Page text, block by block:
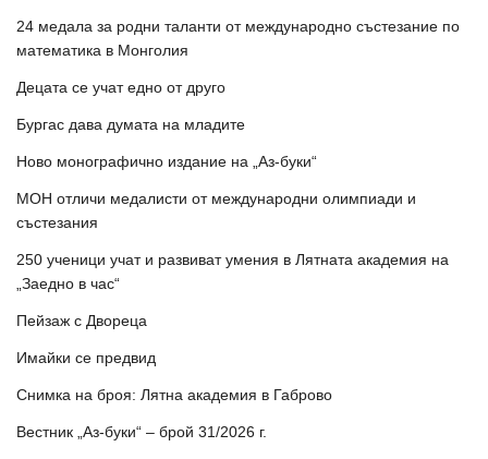
24 медала за родни таланти от международно състезание по
математика в Монголия
Децата се учат едно от друго
Бургас дава думата на младите
Ново монографично издание на „Аз-буки“
МОН отличи медалисти от международни олимпиади и
състезания
250 ученици учат и развиват умения в Лятната академия на
„Заедно в час“
Пейзаж с Двореца
Имайки се предвид
Снимка на броя: Лятна академия в Габрово
Вестник „Аз-буки“ – брой 31/2026 г.